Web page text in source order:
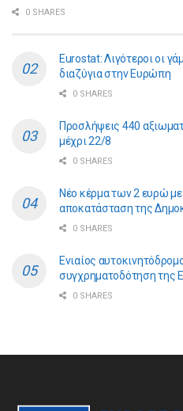
0 SHARES
Eurostat: Λιγότεροι οι
διαζύγια στην Ευρώπη
0 SHARES
Προσλήψεις 440
μέχρι 22/8
0 SHARES
Νέο κέρμα των 2 ευρώ
αποκατάσταση της
0 SHARES
Ενιαίος
συγχρηματοδότηση της
0 SHARES